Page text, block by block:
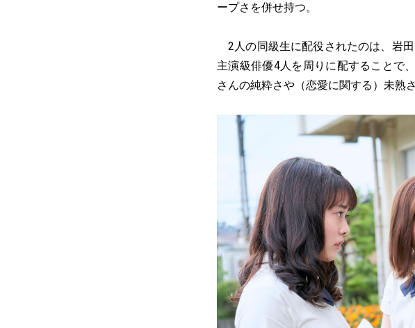
ープさを併せ持つ。
2人の同級生に配役されたのは、岩
主演級俳優4人を周りに配することで
さんの純粋さや（恋愛に関する）未熟